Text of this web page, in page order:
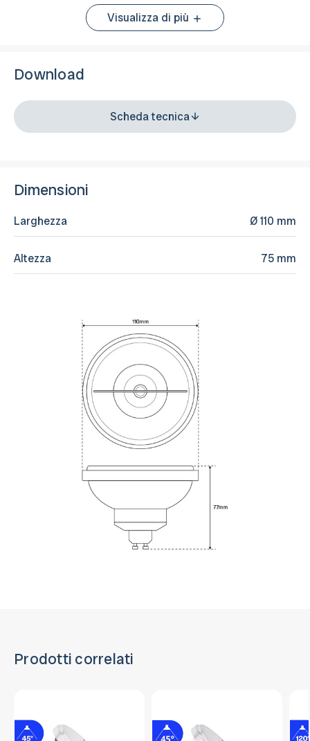
Visualizza di più
Download
Scheda tecnica
Dimensioni
Larghezza Ø 110 mm
Altezza 75 mm
Prodotti correlati